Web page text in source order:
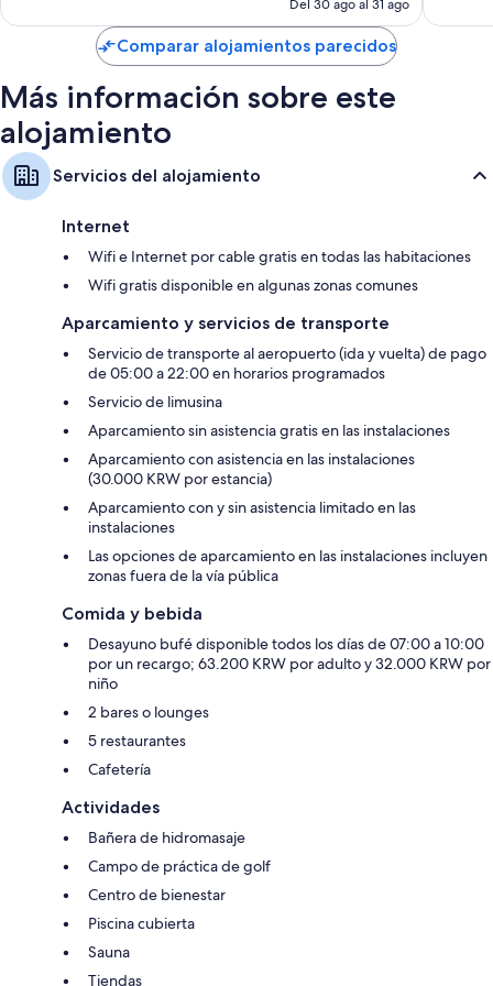
Juegos de cama hipoalergénicos, sábanas de algodón egipcio y
edredones de plumas
Televisiones de pantalla plana de 55 pulgadas con canales por cable
Hervidores eléctricos, calefacción y servicio de limpieza diario
de
148 €
Del 30 ago al 31 ago
Comparar alojamientos parecidos
Más información sobre este
alojamiento
Servicios del alojamiento
Internet
Wifi e Internet por cable gratis en todas las habitaciones
Wifi gratis disponible en algunas zonas comunes
Aparcamiento y servicios de transporte
Servicio de transporte al aeropuerto (ida y vuelta) de pago
de 05:00 a 22:00 en horarios programados
Servicio de limusina
Aparcamiento sin asistencia gratis en las instalaciones
Aparcamiento con asistencia en las instalaciones
(30.000 KRW por estancia)
Aparcamiento con y sin asistencia limitado en las
instalaciones
Las opciones de aparcamiento en las instalaciones incluyen
zonas fuera de la vía pública
Comida y bebida
Desayuno bufé disponible todos los días de 07:00 a 10:00
por un recargo; 63.200 KRW por adulto y 32.000 KRW por
niño
2 bares o lounges
5 restaurantes
Cafetería
Actividades
Bañera de hidromasaje
Campo de práctica de golf
Centro de bienestar
Piscina cubierta
Sauna
Tiendas